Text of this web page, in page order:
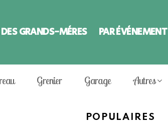
DES GRANDS-MÈRES PAR ÉVÈNEMENT
Grenier Garage Autres
POPULAIRES